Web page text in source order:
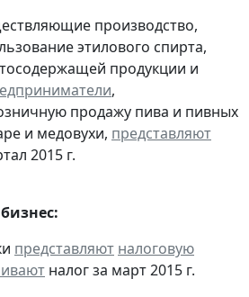
производство,
этилового спирта,
продукции и
,
продажу пива и пивных
и медовухи, представляют
2015 г.
представляют налоговую
налог за март 2015 г.